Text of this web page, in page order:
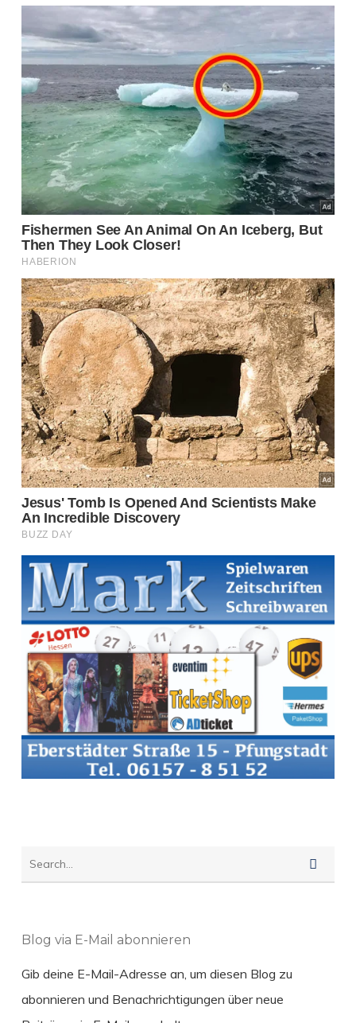
Blog via E-Mail abonnieren
Gib deine E-Mail-Adresse an, um diesen Blog zu
abonnieren und Benachrichtigungen über neue